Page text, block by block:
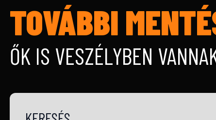
TOVÁBBI
ŐK IS VESZÉLYBEN